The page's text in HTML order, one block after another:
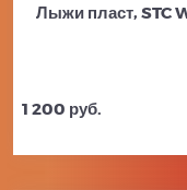
Лыжи пласт, STC
1 200 руб.